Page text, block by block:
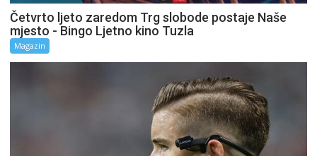
Četvrto ljeto zaredom Trg slobode postaje Naše
mjesto - Bingo Ljetno kino Tuzla
Magazin